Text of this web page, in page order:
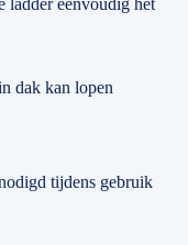
ladder eenvoudig het
dak kan lopen
tijdens gebruik